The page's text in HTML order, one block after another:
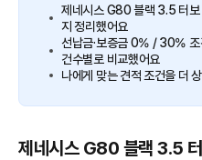
제네시스 G80 블랙 3.5 터보
지 정리했어요
선납금·보증금 0% / 30% 조
건수별로 비교했어요
나에게 맞는 견적 조건을 더
제네시스 G80 블랙 3.5